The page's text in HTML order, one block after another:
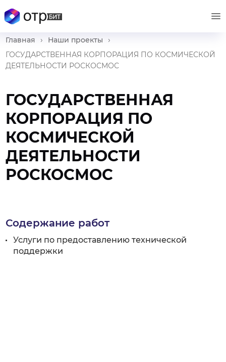
Главная › Наши проекты ›
ГОСУДАРСТВЕННАЯ КОРПОРАЦИЯ ПО КОСМИЧЕСКОЙ
ДЕЯТЕЛЬНОСТИ РОСКОСМОС
ГОСУДАРСТВЕННАЯ
КОРПОРАЦИЯ ПО
КОСМИЧЕСКОЙ
ДЕЯТЕЛЬНОСТИ
РОСКОСМОС
Содержание работ
Услуги по предоставлению технической
поддержки